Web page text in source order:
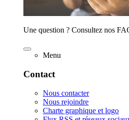
Une question ? Consultez nos
Menu
Contact
Nous contacter
Nous rejoindre
Charte graphique et logo